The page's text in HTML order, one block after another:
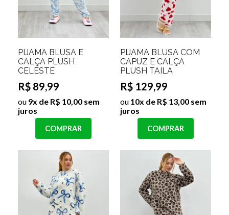
PIJAMA BLUSA E
CALÇA PLUSH
CELESTE
R$ 89,99
ou 9x de R$ 10,00 sem
juros
COMPRAR
PIJAMA BLUSA COM
CAPUZ E CALÇA
PLUSH TAILA
R$ 129,99
ou 10x de R$ 13,00 sem
juros
COMPRAR